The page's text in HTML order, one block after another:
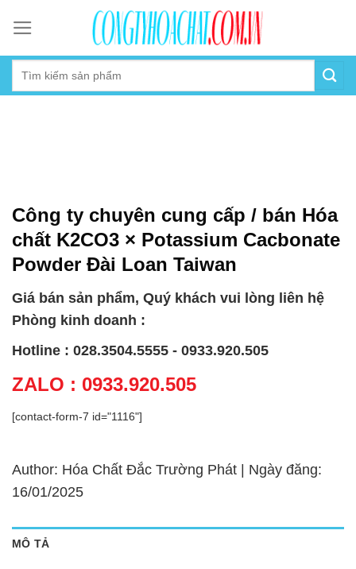
content
Công ty chuyên cung cấp / bán Hóa
chất K2CO3 × Potassium Cacbonate
Powder Đài Loan Taiwan
Giá bán sản phẩm, Quý khách vui lòng liên hệ
Phòng kinh doanh :
Hotline : 028.3504.5555 - 0933.920.505
ZALO : 0933.920.505
[contact-form-7 id="1116"]
Author: Hóa Chất Đắc Trường Phát | Ngày đăng:
16/01/2025
MÔ TẢ